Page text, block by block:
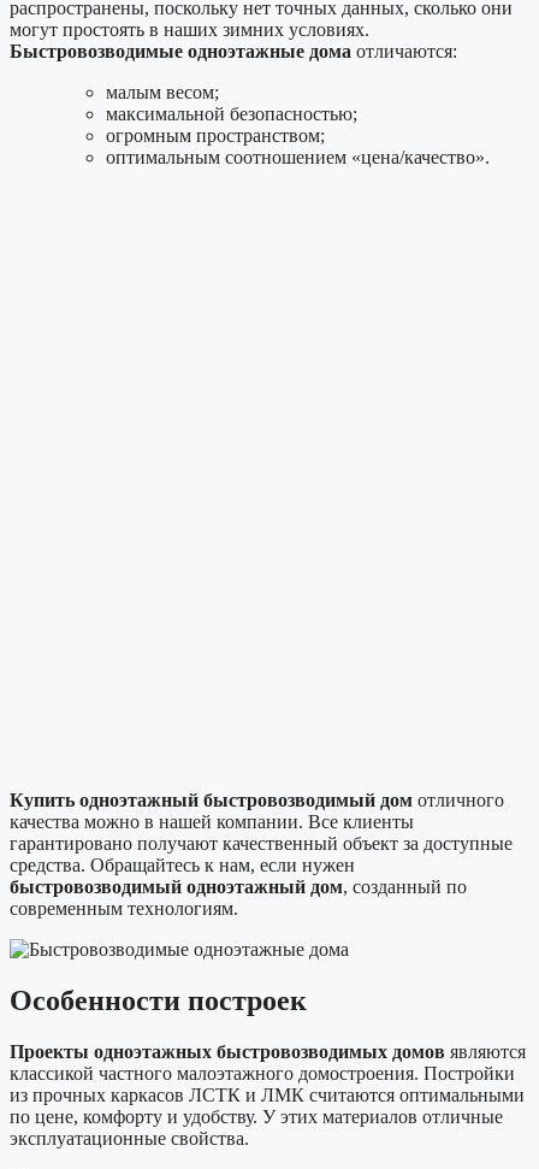
распространены, поскольку нет точных данных, сколько они
могут простоять в наших зимних условиях.
Быстровозводимые одноэтажные дома отличаются:
малым весом;
максимальной безопасностью;
огромным пространством;
оптимальным соотношением «цена/качество».
Купить одноэтажный быстровозводимый дом отличного
качества можно в нашей компании. Все клиенты
гарантировано получают качественный объект за доступные
средства. Обращайтесь к нам, если нужен
быстровозводимый одноэтажный дом, созданный по
современным технологиям.
Особенности построек
Проекты одноэтажных быстровозводимых домов являются
классикой частного малоэтажного домостроения. Постройки
из прочных каркасов ЛСТК и ЛМК считаются оптимальными
по цене, комфорту и удобству. У этих материалов отличные
эксплуатационные свойства.